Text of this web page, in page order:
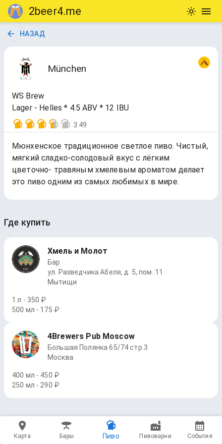
2beer4.me
НАЗАД
München
WS Brew
Lager - Helles * 4.5 ABV * 12 IBU
3.49
Мюнхенское традиционное светлое пиво. Чистый,
мягкий сладко-солодовый вкус с лёгким
цветочно- травяным хмелевым ароматом делает
это пиво одним из самых любимых в мире.
Где купить
Хмель и Молот
Бар
ул. Разведчика Абеля, д. 5, пом. 11
Мытищи
1 л - 350 ₽
500 мл - 175 ₽
4Brewers Pub Moscow
Большая Полянка 65/74 стр.3
Москва
400 мл - 450 ₽
250 мл - 290 ₽
Карта Бары Пиво Пивоварни События